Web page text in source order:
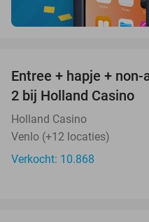
Entree + hapje +
2 bij Holland Casino
Holland Casino
Venlo (+12 locaties)
Verkocht: 10.868